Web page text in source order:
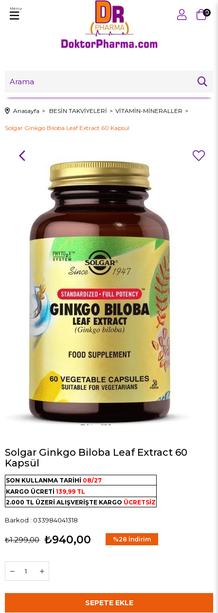
0
Menu
Anasayfa BESİN TAKVİYELERİ VİTAMİN-MİNERALLER
Solgar Ginkgo Biloba Leaf Extract 60 Kapsül
Solgar Ginkgo Biloba Leaf Extract 60
Kapsül
SON KULLANMA TARİHİ 08/27
KARGO ÜCRETİ 139,99 TL
2.000 TL ÜZERİ ALIŞVERİŞTE KARGO ÜCRETSİZ
Barkod : 033984041318
₺1.299,00 ₺940,00 %28 İndirim